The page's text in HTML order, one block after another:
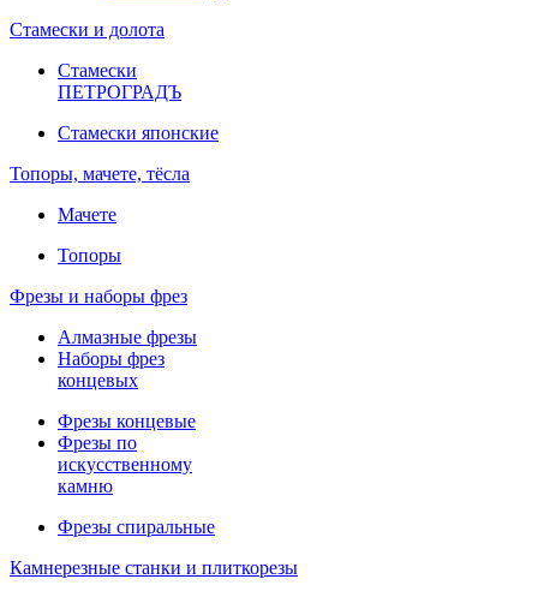
Стамески и долота
Стамески
ПЕТРОГРАДЪ
Стамески японские
Топоры, мачете, тёсла
Мачете
Топоры
Фрезы и наборы фрез
Алмазные фрезы
Наборы фрез
концевых
Фрезы концевые
Фрезы по
искусственному
камню
Фрезы спиральные
Камнерезные станки и плиткорезы